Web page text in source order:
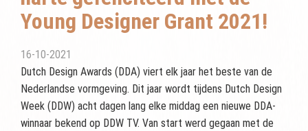
Young Designer Grant 2021!
16-10-2021
Dutch Design Awards (DDA) viert elk jaar het beste van de
Nederlandse vormgeving. Dit jaar wordt tijdens Dutch Design
Week (DDW) acht dagen lang elke middag een nieuwe DDA-
winnaar bekend op DDW TV. Van start werd gegaan met de